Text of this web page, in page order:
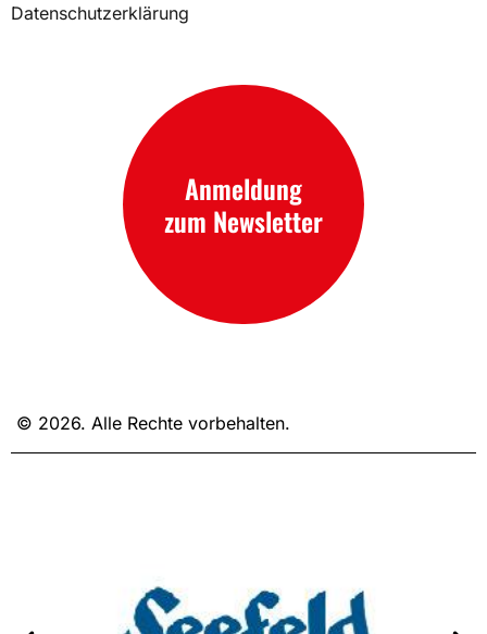
Datenschutzerklärung
Anmeldung
zum Newsletter
© 2026. Alle Rechte vorbehalten.